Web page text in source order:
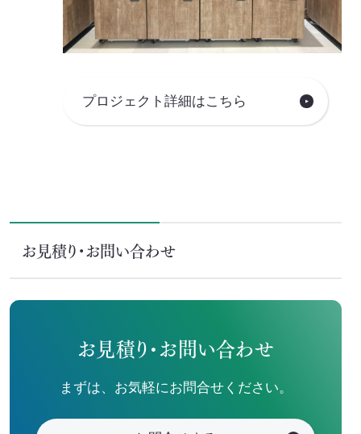
プロジェクト詳細はこちら
お見積り・お問い合わせ
お見積り・お問い合わせ
まずは、お気軽にお問合せください。